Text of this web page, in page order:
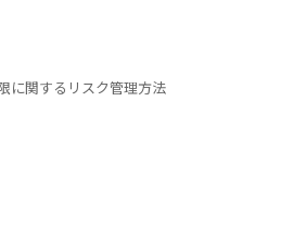
に関するリスク管理方法